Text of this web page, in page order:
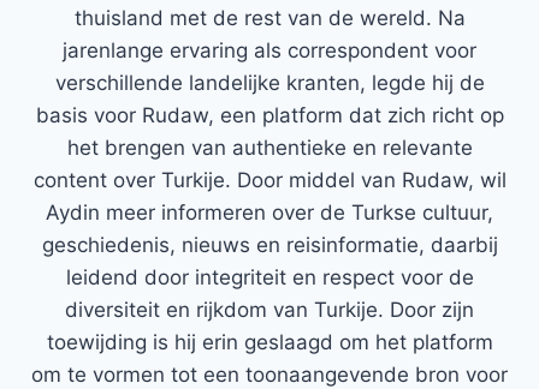
thuisland met de rest van de wereld. Na
jarenlange ervaring als correspondent voor
verschillende landelijke kranten, legde hij de
basis voor Rudaw, een platform dat zich richt op
het brengen van authentieke en relevante
content over Turkije. Door middel van Rudaw, wil
Aydin meer informeren over de Turkse cultuur,
geschiedenis, nieuws en reisinformatie, daarbij
leidend door integriteit en respect voor de
diversiteit en rijkdom van Turkije. Door zijn
toewijding is hij erin geslaagd om het platform
om te vormen tot een toonaangevende bron voor